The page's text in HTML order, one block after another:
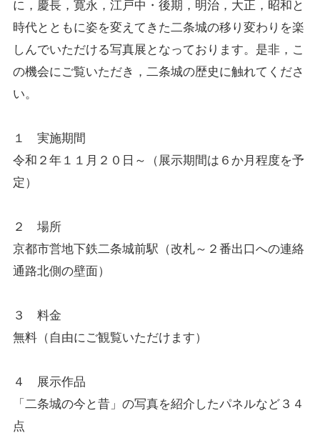
に，慶長，寛永，江戸中・後期，明治，大正，昭和と
時代とともに姿を変えてきた二条城の移り変わりを楽
しんでいただける写真展となっております。是非，こ
の機会にご覧いただき，二条城の歴史に触れてくださ
い。
１ 実施期間
令和２年１１月２０日～（展示期間は６か月程度を予
定）
２ 場所
京都市営地下鉄二条城前駅（改札～２番出口への連絡
通路北側の壁面）
３ 料金
無料（自由にご観覧いただけます）
４ 展示作品
「二条城の今と昔」の写真を紹介したパネルなど３４
点